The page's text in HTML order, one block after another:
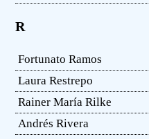
R
Fortunato Ramos
Laura Restrepo
Rainer María Rilke
Andrés Rivera